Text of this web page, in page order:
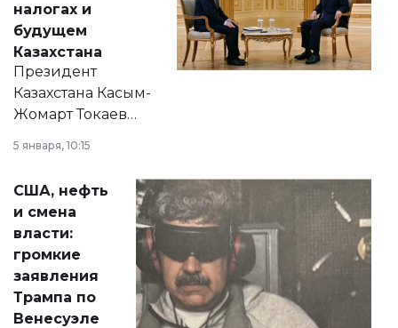
налогах и
будущем
Казахстана
Президент
Казахстана Касым-
Жомарт Токаев
сразу несколько
актуальных тем —
от слухов о
политических
реформах до
вопросов армии,
экономики и
личного здоровья.
5 января, 10:15
США, нефть
и смена
власти:
громкие
заявления
Трампа по
Венесуэле